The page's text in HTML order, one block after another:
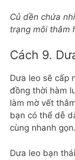
Củ dền chứa
trạng môi thâm
Cách 9.
Dưa leo sẽ cấp
đồng thời hàm
làm mờ vết
bạn có thể dễ
cùng nhanh gọn.
Dưa leo bạn